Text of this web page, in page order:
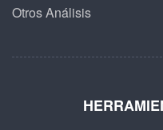
Otros Análisis